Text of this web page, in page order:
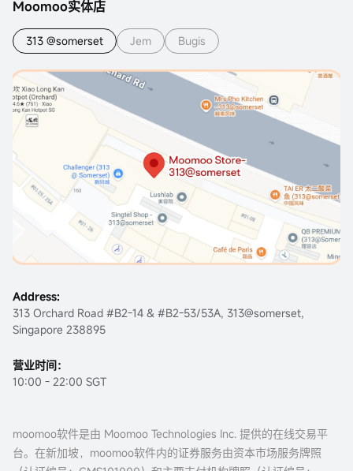
Moomoo实体店
313 @somerset Jem Bugis
Address:
313 Orchard Road #B2-14 & #B2-53/53A, 313@somerset,
Singapore 238895
营业时间：
10:00 - 22:00 SGT
moomoo软件是由 Moomoo Technologies Inc. 提供的在线交易平
台。在新加坡，moomoo软件内的证券服务由资本市场服务牌照